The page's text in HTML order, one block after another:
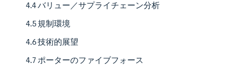
4.4 バリュー／サプライチェーン分析
4.5 規制環境
4.6 技術的展望
4.7 ポーターのファイブフォース